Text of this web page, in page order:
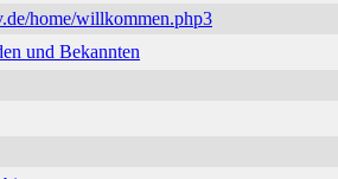
home/willkommen.php3
und Bekannten